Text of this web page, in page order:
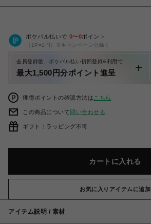
ポケパル払いで 0〜0ポイント
（1P=1円）※キャンペーン分除く
会員登録後、ポケパル払い初回登録&利用で
最大1,500円分ポイント進呈
獲得ポイントの確認方法は こちら
この商品について問い合わせる
ギフト：ラッピング不可
カートに入れる
お気に入りアイテムに追加
アイテム説明 / 素材